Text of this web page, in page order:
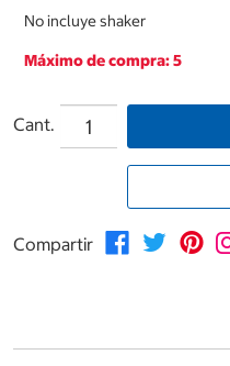
No incluye shaker
Máximo de compra: 5
Cant.
Compartir